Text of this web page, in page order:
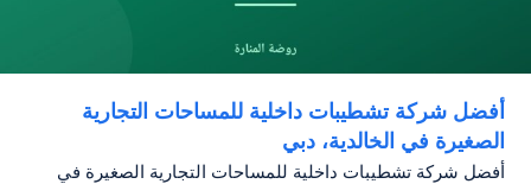
أفضل شركة تشطيبات داخلية للمساحات التجارية
الصغيرة في الخالدية، دبي
أفضل شركة تشطيبات داخلية للمساحات التجارية الصغيرة في